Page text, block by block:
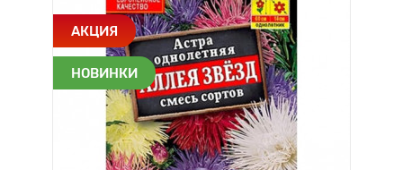
АКЦИЯ
НОВИНКИ